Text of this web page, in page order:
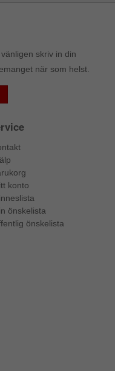
skriv in din
när som helst.
konto
önskelista
önskelista